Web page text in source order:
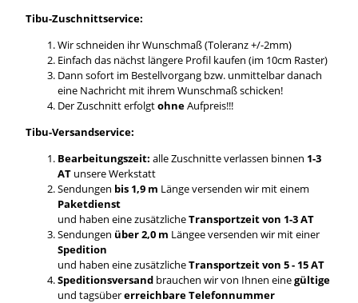
Tibu-Zuschnittservice:
Wir schneiden ihr Wunschmaß (Toleranz +/-2mm)
Einfach das nächst längere Profil kaufen (im 10cm Raster)
Dann sofort im Bestellvorgang bzw. unmittelbar danach
eine Nachricht mit ihrem Wunschmaß schicken!
Der Zuschnitt erfolgtohneAufpreis!!!
Tibu-Versandservice:
Bearbeitungszeit: alle Zuschnitte verlassen binnen 1-3
AT unsere Werkstatt
Sendungen bis 1,9 m Länge versenden wir mit einem
Paketdienst
und haben eine zusätzlicheTransportzeit von 1-3 AT
Sendungen über 2,0 m Längee versenden wir mit einer
Spedition
und haben eine zusätzlicheTransportzeit von 5 - 15 AT
Speditionsversandbrauchen wir von Ihnen einegültige
und tagsübererreichbare Telefonnummer